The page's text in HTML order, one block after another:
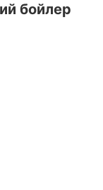
бойлер